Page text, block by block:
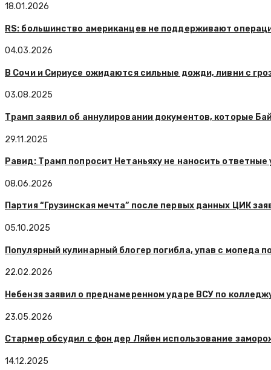
18.01.2026
RS: большинство американцев не поддерживают
04.03.2026
В Сочи и Сириусе ожидаются сильные дожди, ливни с
03.08.2025
Трамп заявил об аннулировании документов, которые
29.11.2025
Равид: Трамп попросит Нетаньяху не наносить
08.06.2026
Партия “Грузинская мечта” после первых данных ЦИК
05.10.2025
Популярный кулинарный блогер погибла, упав с мопеда
22.02.2026
Небензя заявил о преднамеренном ударе ВСУ по
23.05.2026
Стармер обсудил с фон дер Ляйен использование
14.12.2025